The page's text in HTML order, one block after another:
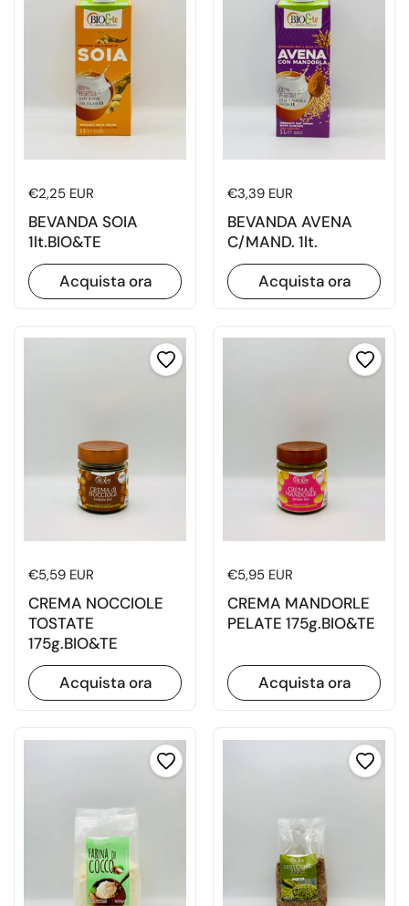
Prezzo di listino
€2,25 EUR
BEVANDA SOIA
1lt.BIO&TE
Acquista ora
Prezzo di listino
€3,39 EUR
BEVANDA AVENA
C/MAND. 1lt.
Acquista ora
Prezzo di listino
€5,59 EUR
CREMA NOCCIOLE
TOSTATE
175g.BIO&TE
Acquista ora
Prezzo di listino
€5,95 EUR
CREMA MANDORLE
PELATE 175g.BIO&TE
Acquista ora